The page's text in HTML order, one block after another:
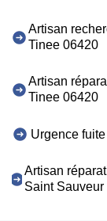
Artisan
Tinee 06420
Artisan
Tinee 06420
Urgence
Artisan
Saint